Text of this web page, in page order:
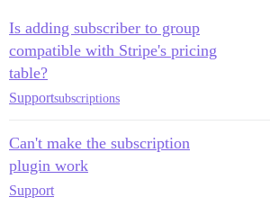
Is adding subscriber to group
compatible with Stripe's pricing
table?
Supportsubscriptions
Can't make the subscription
plugin work
Support